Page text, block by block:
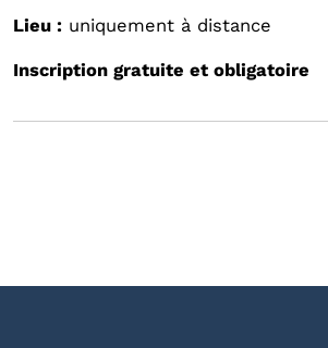
Lieu : uniquement à distance
Inscription gratuite et obligatoire